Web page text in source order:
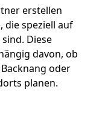
erstellen
die speziell auf
Diese
davon, ob
oder
planen.